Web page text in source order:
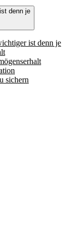
denn je
ist denn je
sichern